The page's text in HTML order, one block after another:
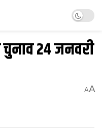
24 जनवरी
AA